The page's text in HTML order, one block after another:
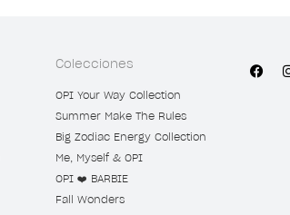
Colecciones
OPI Your Way Collection
Summer Make The Rules
Big Zodiac Energy Collection
Me, Myself & OPI
OPI ❤️ BARBIE
Fall Wonders